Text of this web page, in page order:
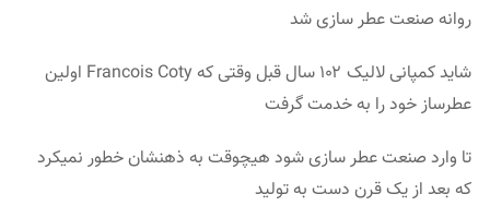
روانه صنعت عطر سازی شد
شاید کمپانی لالیک ۱۰۲ سال قبل وقتی که Francois Coty اولین
عطرساز خود را به خدمت گرفت
تا وارد صنعت عطر سازی شود هیچوقت به ذهنشان خطور نمیکرد
که بعد از یک قرن دست به تولید